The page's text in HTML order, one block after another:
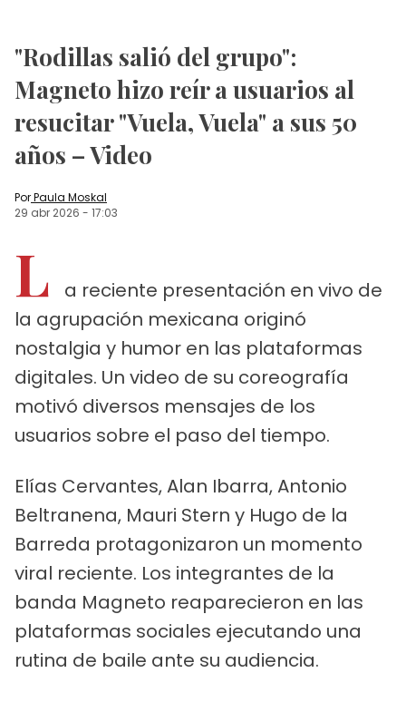
"Rodillas salió del grupo":
Magneto hizo reír a usuarios al
resucitar "Vuela, Vuela" a sus 50
años – Video
PorPaula Moskal
29 abr 2026 - 17:03
L
a reciente presentación en vivo de
la agrupación mexicana originó
nostalgia y humor en las plataformas
digitales. Un video de su coreografía
motivó diversos mensajes de los
usuarios sobre el paso del tiempo.
Elías Cervantes, Alan Ibarra, Antonio
Beltranena, Mauri Stern y Hugo de la
Barreda protagonizaron un momento
viral reciente. Los integrantes de la
banda Magneto reaparecieron en las
plataformas sociales ejecutando una
rutina de baile ante su audiencia.